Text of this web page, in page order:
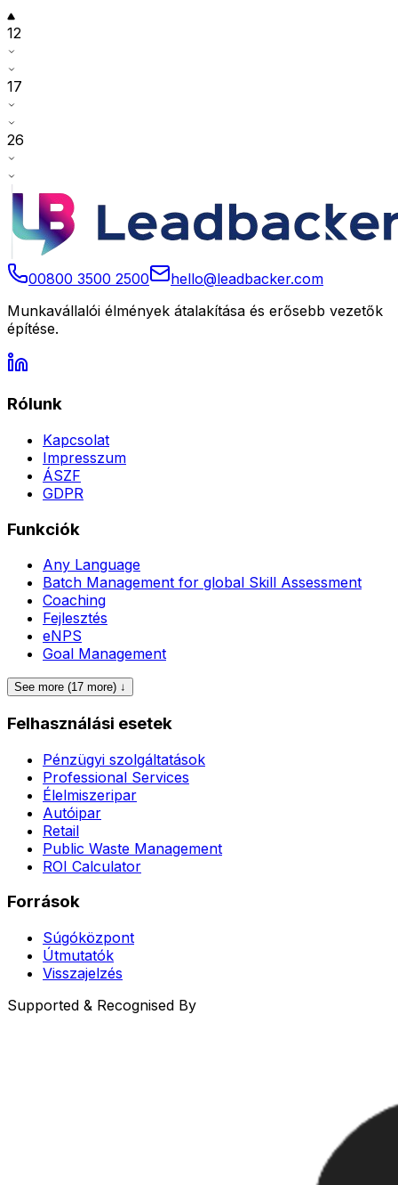
12
17
26
00800 3500 2500
hello@leadbacker.com
Munkavállalói élmények átalakítása és erősebb vezetők
építése.
Rólunk
Kapcsolat
Impresszum
ÁSZF
GDPR
Funkciók
Any Language
Batch Management for global Skill Assessment
Coaching
Fejlesztés
eNPS
Goal Management
See more (17 more) ↓
Felhasználási esetek
Pénzügyi szolgáltatások
Professional Services
Élelmiszeripar
Autóipar
Retail
Public Waste Management
ROI Calculator
Források
Súgóközpont
Útmutatók
Visszajelzés
Supported & Recognised By